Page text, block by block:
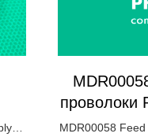
проволоки
-
MDR00058 Feed